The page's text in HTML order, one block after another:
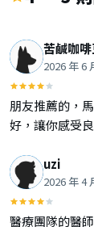
苦鹹咖
2026 年 6
朋友推薦的，
好，讓你感受
uzi
2026 年 4
醫療團隊的醫